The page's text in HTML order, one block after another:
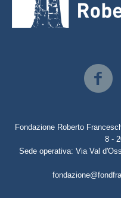
Fondazione Roberto
8 -
Sede operativa: Via Val